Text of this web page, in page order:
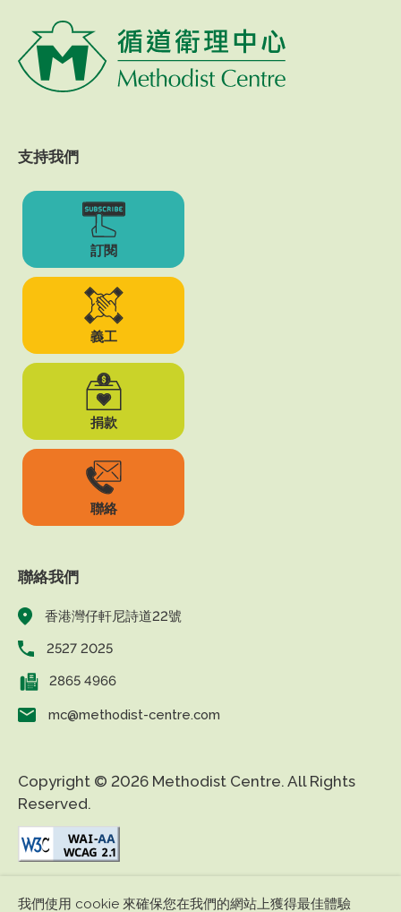
支持我們
訂閱
義工
捐款
聯絡
聯絡我們
香港灣仔軒尼詩道22號
2527 2025
2865 4966
mc@methodist-centre.com
Copyright © 2026 Methodist Centre. All Rights
Reserved.
我們使用 cookie 來確保您在我們的網站上獲得最佳體驗